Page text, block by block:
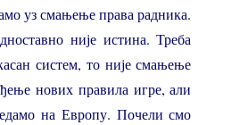
уз смањење права радника.
није истина. Треба
систем, то није смањење
нових правила игре, али
на Европу. Почели смо